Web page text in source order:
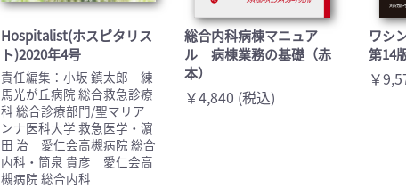
Hospitalist(ホスピタリス
ト)2020年4号
責任編集：小坂 鎮太郎 練
馬光が丘病院 総合救急診療
科 総合診療部門/聖マリア
ンナ医科大学 救急医学・濵
田 治 愛仁会高槻病院 総合
内科・筒泉 貴彦 愛仁会高
槻病院 総合内科
総合内科病棟マニュア
ル 病棟業務の基礎（赤
本）
￥4,840 (税込)
ワシ
第14
￥